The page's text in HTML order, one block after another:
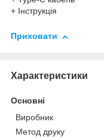
+ Інструкція
Приховати
Характеристики
Основні
Виробник
Метод друку